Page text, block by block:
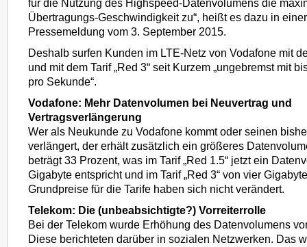
für die Nutzung des Highspeed-Datenvolumens die
Übertragungs-Geschwindigkeit zu“, heißt es dazu in
Pressemeldung vom 3. September 2015.
Deshalb surfen Kunden im LTE-Netz von Vodafone mit
und mit dem Tarif „Red 3“ seit Kurzem „ungebremst mit
pro Sekunde“.
Vodafone: Mehr Datenvolumen bei Neuvertrag und
Vertragsverlängerung
Wer als Neukunde zu Vodafone kommt oder seinen
verlängert, der erhält zusätzlich ein größeres
beträgt 33 Prozent, was im Tarif „Red 1.5“ jetzt ein
Gigabyte entspricht und im Tarif „Red 3“ von vier
Grundpreise für die Tarife haben sich nicht verändert.
Telekom: Die (unbeabsichtigte?) Vorreiterrolle
Bei der Telekom wurde Erhöhung des Datenvolumens
Diese berichteten darüber in sozialen Netzwerken. Das